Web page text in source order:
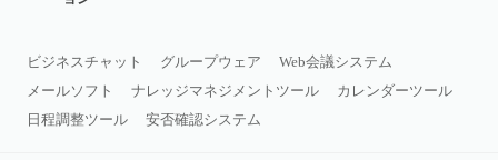
ビジネスチャット グループウェア
Web会議システム
メールソフト
ナレッジマネジメントツール
カレンダーツール
日程調整ツール
安否確認システム